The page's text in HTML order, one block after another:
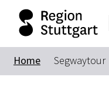
Home Segwaytour